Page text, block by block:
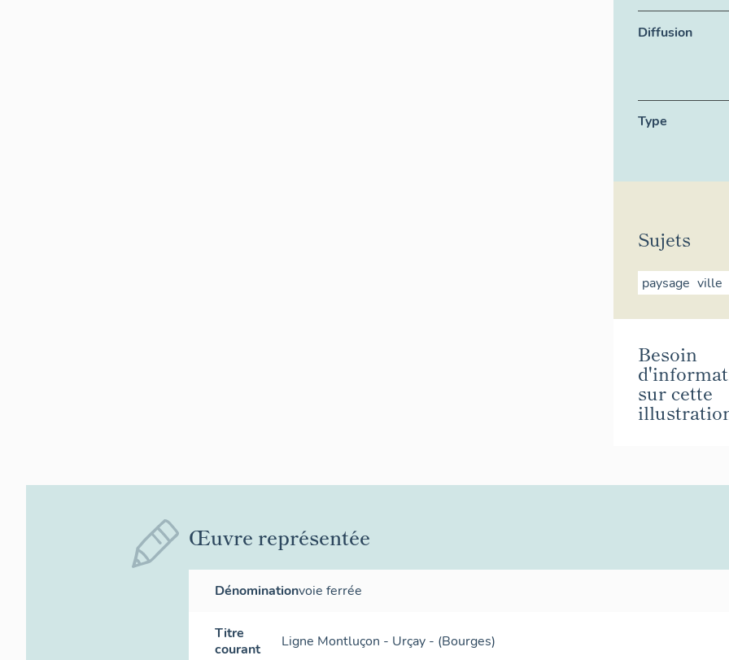
Diffusion
Type
Sujets
paysage ville
Besoin
sur cette
Œuvre représentée
Dénominationvoie ferrée
Titre
courant
Ligne Montluçon - Urçay - (Bourges)